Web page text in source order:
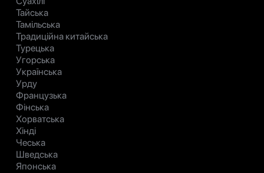
Тайська
Тамільська
Традиційна китайська
Турецька
Угорська
Українська
Урду
Французька
Фінська
Хорватська
Хінді
Чеська
Шведська
Японська